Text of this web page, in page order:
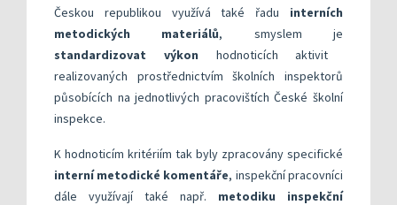
Českou republikou využívá také řadu interních
metodických materiálů, smyslem je
standardizovat výkon hodnoticích aktivit
realizovaných prostřednictvím školních inspektorů
působících na jednotlivých pracovištích České školní
inspekce.
K hodnoticím kritériím tak byly zpracovány specifické
interní metodické komentáře, inspekční pracovníci
dále využívají také např. metodiku inspekční